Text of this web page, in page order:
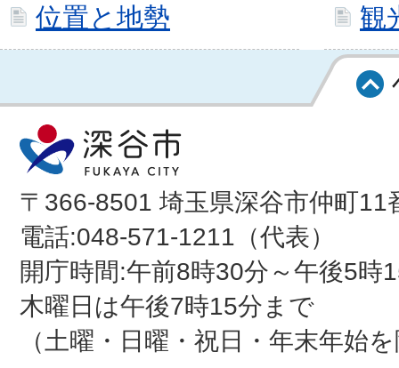
位置と地勢 観
〒366-8501 埼玉県深谷市仲町11
電話:048-571-1211（代表）
開庁時間:午前8時30分～午後5時
木曜日は午後7時15分まで
（土曜・日曜・祝日・年末年始